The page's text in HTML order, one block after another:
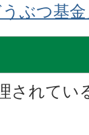
ぶつ基
されてい